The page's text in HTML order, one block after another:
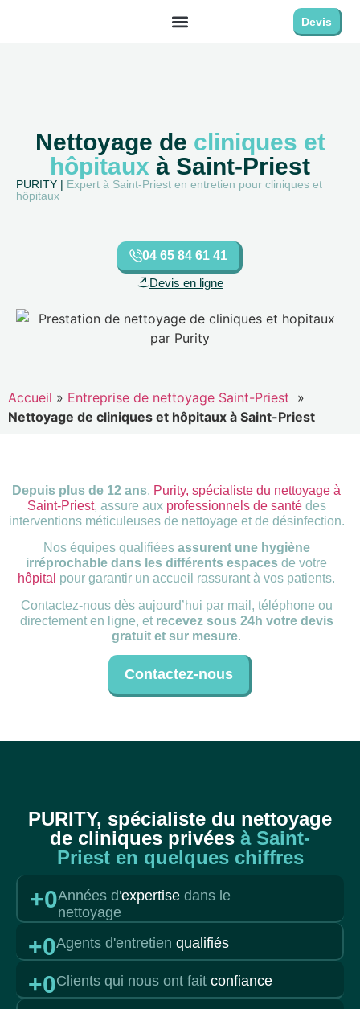
Devis
Nettoyage de cliniques et
hôpitaux à Saint-Priest
PURITY | Expert à Saint-Priest en entretien pour cliniques et
hôpitaux
04 65 84 61 41
Devis en ligne
Accueil » Entreprise de nettoyage Saint-Priest »
Nettoyage de cliniques et hôpitaux à Saint-Priest
Depuis plus de 12 ans, Purity, spécialiste du nettoyage à
Saint-Priest, assure aux professionnels de santédes
interventions méticuleuses de nettoyage et de désinfection.
Nos équipes qualifiées assurent une hygiène
irréprochable dans les différents espaces de votre
hôpital pour garantir un accueil rassurant à vos patients.
Contactez-nous dès aujourd’hui par mail, téléphone ou
directement en ligne, et recevez sous 24h votre devis
gratuit et sur mesure.
Contactez-nous
PURITY, spécialiste du nettoyage
de cliniques privées à Saint-
Priest en quelques chiffres
+0Années d'expertise dans le
nettoyage
+0Agents d'entretien qualifiés
+0Clients qui nous ont fait confiance